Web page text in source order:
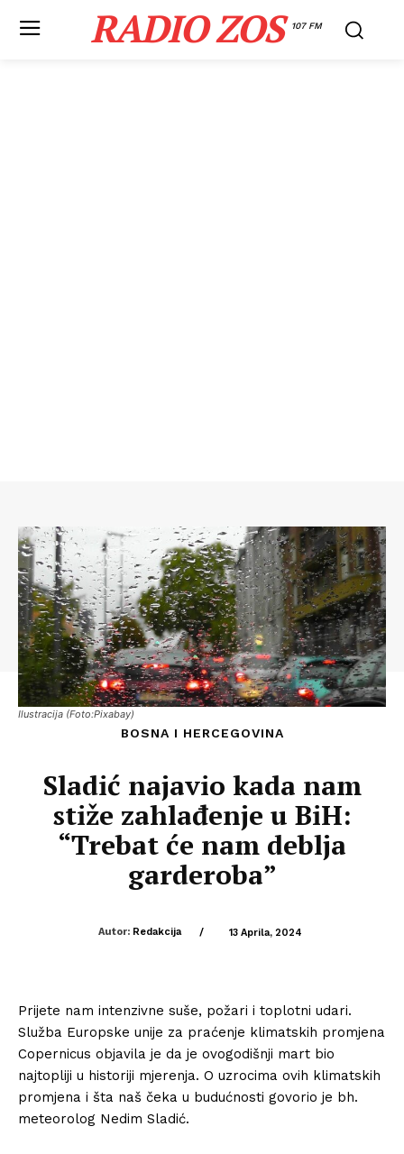
RADIO ZOS 107 FM
Ilustracija (Foto:Pixabay)
BOSNA I HERCEGOVINA
Sladić najavio kada nam
stiže zahlađenje u BiH:
“Trebat će nam deblja
garderoba”
Autor: Redakcija / 13 Aprila, 2024
Prijete nam intenzivne suše, požari i toplotni udari.
Služba Europske unije za praćenje klimatskih promjena
Copernicus objavila je da je ovogodišnji mart bio
najtopliji u historiji mjerenja. O uzrocima ovih klimatskih
promjena i šta naš čeka u budućnosti govorio je bh.
meteorolog Nedim Sladić.